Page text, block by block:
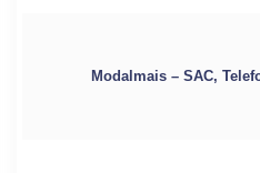
Modalmais – SAC,